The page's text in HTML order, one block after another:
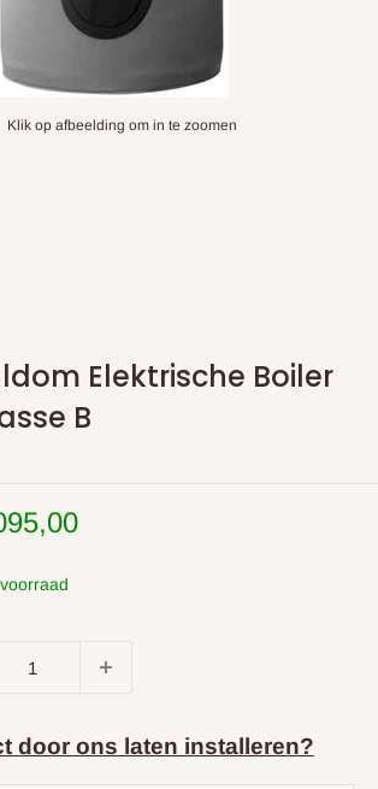
Klik op afbeelding om in te zoomen
Elektrische Boiler
B
door ons laten installeren?